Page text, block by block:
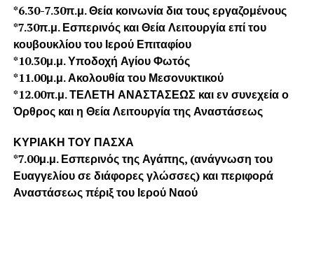
*6.30-7.30π.μ. Θεία κοινωνία δια τους εργαζομένους
*7.30π.μ. Εσπερινός και Θεία Λειτουργία επί του
κουβουκλίου του Ιερού Επιταφίου
*10.30μ.μ. Υποδοχή Αγίου Φωτός
*11.00μ.μ. Ακολουθία του Μεσονυκτικού
*12.00π.μ. ΤΕΛΕΤΗ ΑΝΑΣΤΑΣΕΩΣ και εν συνεχεία ο
Όρθρος και η Θεία Λειτουργία της Αναστάσεως
ΚΥΡΙΑΚΗ ΤΟΥ ΠΑΣΧΑ
*7.00μ.μ. Εσπερινός της Αγάπης, (ανάγνωση του
Ευαγγελίου σε διάφορες γλώσσες) και περιφορά
Αναστάσεως πέριξ του Ιερού Ναού